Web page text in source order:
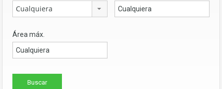
Cualquiera
Área máx.